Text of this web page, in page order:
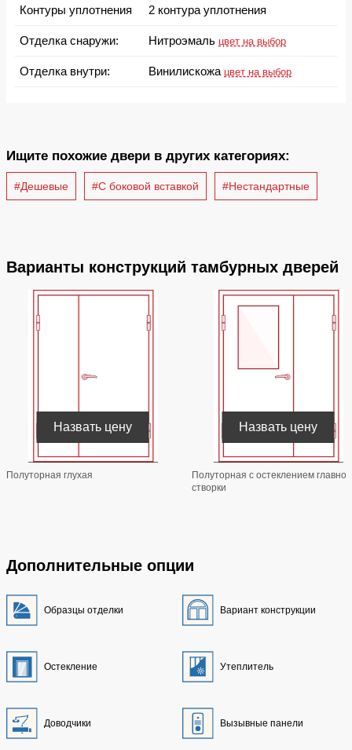
Контуры уплотнения 2 контура уплотнения
Отделка снаружи: Нитроэмаль цвет на выбор
Отделка внутри: Винилискожа цвет на выбор
Ищите похожие двери в других категориях:
#Дешевые #С боковой вставкой #Нестандартные
Варианты конструкций тамбурных дверей
Полуторная глухая
Назвать цену
Полуторная с остеклением главной
створки
Назвать цену
Дополнительные опции
Образцы отделки Вариант конструкции
Остекление Утеплитель
Доводчики Вызывные панели